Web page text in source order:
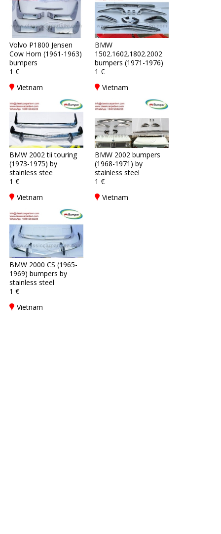
Volvo P1800 Jensen
Cow Horn (1961-1963)
bumpers
1 €
Vietnam
BMW
1502.1602.1802.2002
bumpers (1971-1976)
1 €
Vietnam
BMW 2002 tii touring
(1973-1975) by
stainless stee
1 €
Vietnam
BMW 2002 bumpers
(1968-1971) by
stainless steel
1 €
Vietnam
BMW 2000 CS (1965-
1969) bumpers by
stainless steel
1 €
Vietnam